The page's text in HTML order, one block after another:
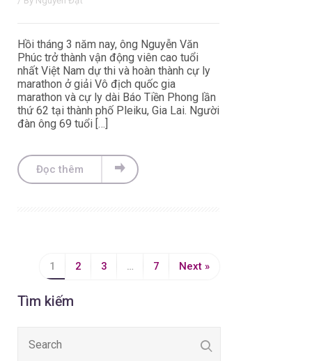
Hồi tháng 3 năm nay, ông Nguyễn Văn
Phúc trở thành vận động viên cao tuổi
nhất Việt Nam dự thi và hoàn thành cự ly
marathon ở giải Vô địch quốc gia
marathon và cự ly dài Báo Tiền Phong lần
thứ 62 tại thành phố Pleiku, Gia Lai. Người
đàn ông 69 tuổi […]
Đọc thêm
1 2 3 … 7 Next »
Tìm kiếm